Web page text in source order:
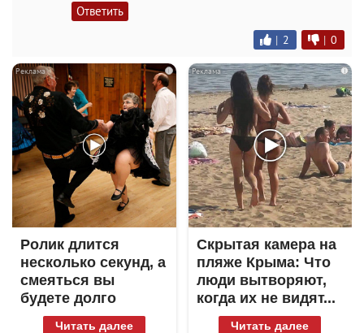
Ответить
| 2 | 0
i
Ролик длится
несколько секунд, а
смеяться вы
будете долго
Читать далее
i
Скрытая камера на
пляже Крыма: Что
люди вытворяют,
когда их не видят...
Читать далее